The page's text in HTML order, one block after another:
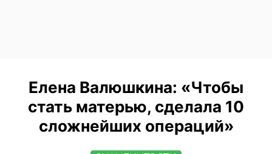
Елена Валюшкина: «Чтобы
стать матерью, сделала 10
сложнейших операций»